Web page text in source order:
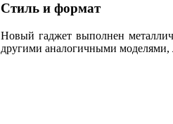
Стиль и формат
Новый гаджет выполнен
другими аналогичными моделями,